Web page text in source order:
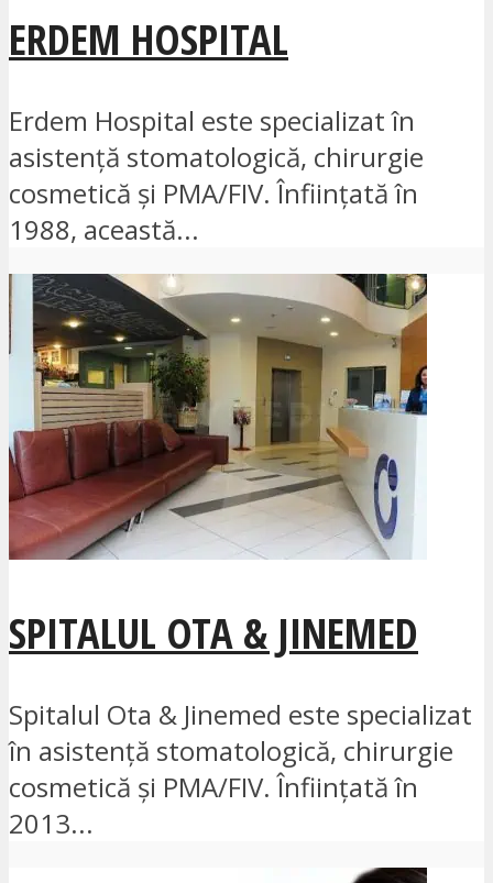
ERDEM HOSPITAL
Erdem Hospital este specializat în
asistență stomatologică, chirurgie
cosmetică și PMA/FIV. Înființată în
1988, această...
SPITALUL OTA & JINEMED
Spitalul Ota & Jinemed este specializat
în asistență stomatologică, chirurgie
cosmetică și PMA/FIV. Înființată în
2013...